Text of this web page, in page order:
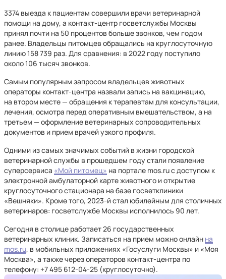
3374 выезда к пациентам совершили врачи ветеринарной
помощи на дому, а контакт-центр госветслужбы Москвы
принял почти на 50 процентов больше звонков, чем годом
ранее. Владельцы питомцев обращались на круглосуточную
линию 158 739 раз. Для сравнения: в 2022 году поступило
около 106 тысяч звонков.
Самым популярным запросом владельцев животных
операторы контакт-центра назвали запись на вакцинацию,
на втором месте — обращения к терапевтам для консультации,
лечения, осмотра перед оперативным вмешательством, а на
третьем — оформление ветеринарных сопроводительных
документов и прием врачей узкого профиля.
Одними из самых значимых событий в жизни городской
ветеринарной службы в прошедшем году стали появление
суперсервиса «Мой питомец» на портале mos.ru c доступом к
электронной амбулаторной карте животного и открытие
круглосуточного стационара на базе госветклиники
«Вешняки». Кроме того, 2023-й стал юбилейным для столичных
ветеринаров: госветслужбе Москвы исполнилось 90 лет.
Сегодня в столице работает 26 государственных
ветеринарных клиник. Записаться на прием можно онлайн на
mos.ru, в мобильных приложениях «Госуслуги Москвы» и «Моя
Москва», а также через операторов контакт-центра по
телефону: +7 495 612-04-25 (круглосуточно).